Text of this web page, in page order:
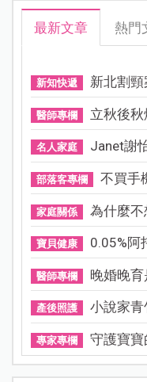
最新文章 熱門
新知快遞 新北割
醫師專欄 立秋後
名人家庭 Janet謝
部落客專欄 不買手
家庭關係 為什麼不
寶貝健康 0.05%阿
醫師專欄 晚婚晚
產後照護 小說家青
專家專欄 守護寶寶